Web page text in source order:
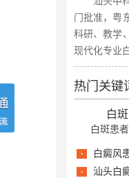
门批准，粤
科研、教学
现代化专业
热门关键
白
白斑患
· 白癜风
· 汕头白